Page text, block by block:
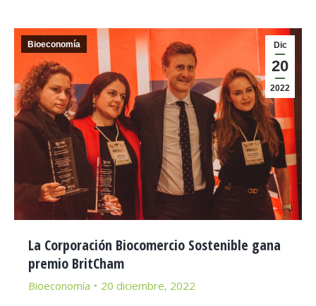
Dic
20
2022
Bioeconomía
La Corporación Biocomercio Sostenible gana
premio BritCham
Bioeconomía 20 diciembre, 2022